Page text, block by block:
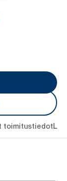
toimitustiedot